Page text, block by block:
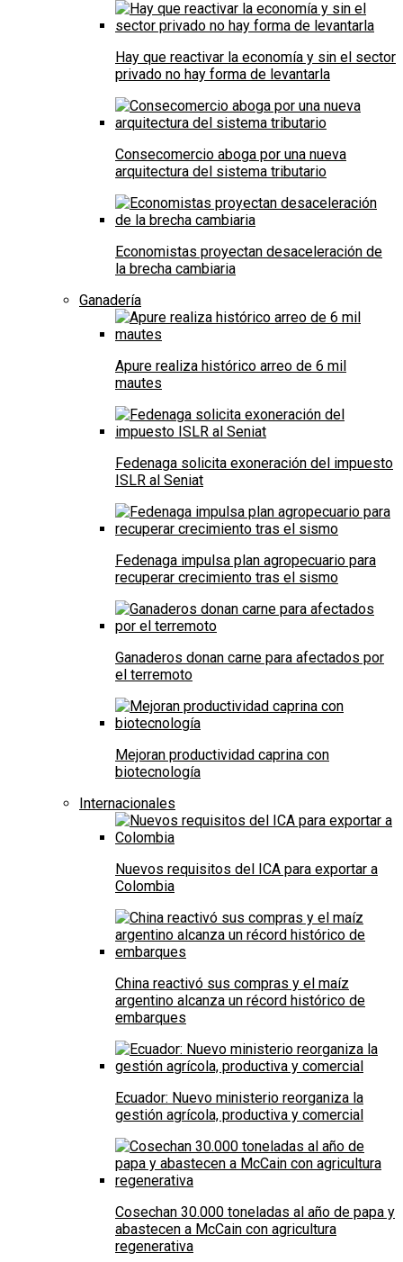
Hay que reactivar la economía y sin el sector
privado no hay forma de levantarla
Consecomercio aboga por una nueva
arquitectura del sistema tributario
Economistas proyectan desaceleración de
la brecha cambiaria
Ganadería
Apure realiza histórico arreo de 6 mil
mautes
Fedenaga solicita exoneración del impuesto
ISLR al Seniat
Fedenaga impulsa plan agropecuario para
recuperar crecimiento tras el sismo
Ganaderos donan carne para afectados por
el terremoto
Mejoran productividad caprina con
biotecnología
Internacionales
Nuevos requisitos del ICA para exportar a
Colombia
China reactivó sus compras y el maíz
argentino alcanza un récord histórico de
embarques
Ecuador: Nuevo ministerio reorganiza la
gestión agrícola, productiva y comercial
Cosechan 30.000 toneladas al año de papa y
abastecen a McCain con agricultura
regenerativa